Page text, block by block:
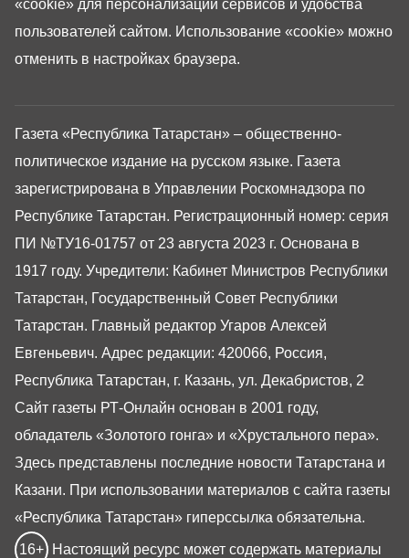
Газета «Республика Татарстан» – общественно-
политическое издание на русском языке. Газета
зарегистрирована в Управлении Роскомнадзора по
Республике Татарстан. Регистрационный номер: серия
ПИ №ТУ16-01757 от 23 августа 2023 г. Основана в
1917 году. Учредители: Кабинет Министров Республики
Татарстан, Государственный Совет Республики
Татарстан. Главный редактор Угаров Алексей
Евгеньевич. Адрес редакции: 420066, Россия,
Республика Татарстан, г. Казань, ул. Декабристов, 2
Сайт газеты РТ-Онлайн основан в 2001 году,
обладатель «Золотого гонга» и «Хрустального пера».
Здесь представлены последние новости Татарстана и
Казани. При использовании материалов с сайта газеты
«Республика Татарстан» гиперссылка обязательна.
16+ Настоящий ресурс может содержать материалы
«cookie» для персонализации сервисов и удобства
пользователей сайтом. Использование «cookie» можно
отменить в настройках браузера.